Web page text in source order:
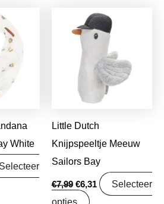
White
Selecteer
Little Dutch
Knijpspeeltje Meeuw
Sailors Bay
€7,99
Oorspronkelijke
prijs
was:
€7,99.
€6,31
Huidige
prijs
is:
€6,31.
Selecteer
opties